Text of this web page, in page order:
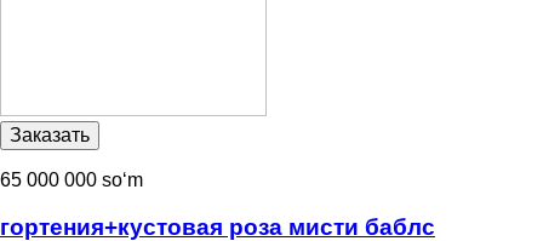
65 000 000 soʻm
гортения+кустовая роза мисти баблс